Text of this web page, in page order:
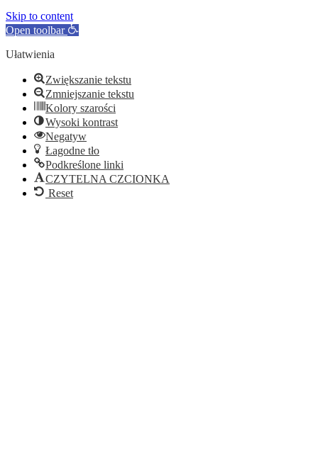
Skip to content
Open toolbar
Ułatwienia
Zwiększanie tekstu
Zmniejszanie tekstu
Kolory szarości
Wysoki kontrast
Negatyw
Łagodne tło
Podkreślone linki
CZYTELNA CZCIONKA
Reset